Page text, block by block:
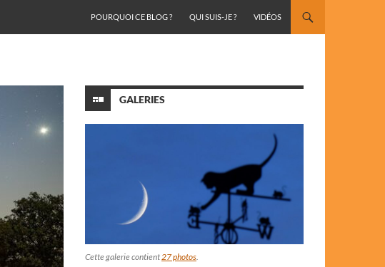
POURQUOI CE BLOG ?
QUI SUIS-JE ? VIDÉOS
GALERIES
Cette galerie contient27 photos.